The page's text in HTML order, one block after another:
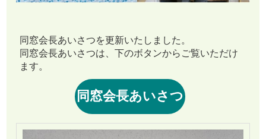
同窓会長あいさつを更新いたしました。
同窓会長あいさつは、下のボタンからご覧いただけ
ます。
同窓会長あいさつ